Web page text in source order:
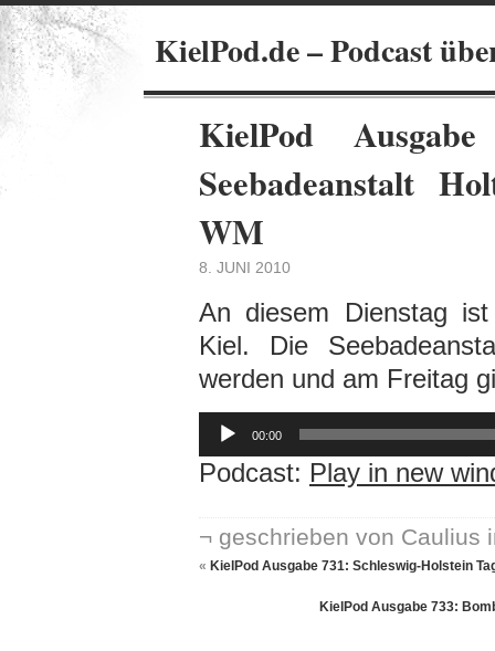
KielPod.de – Podcast
KielPod
Seebadeanstalt
WM
8. JUNI 2010
An diesem Dienstag
Kiel. Die
werden und am Freitag
Player
00:00
Podcast: Play in new
¬ geschrieben von Caulius
« KielPod Ausgabe 731: Schleswig-Holstein
KielPod Ausgabe 733: